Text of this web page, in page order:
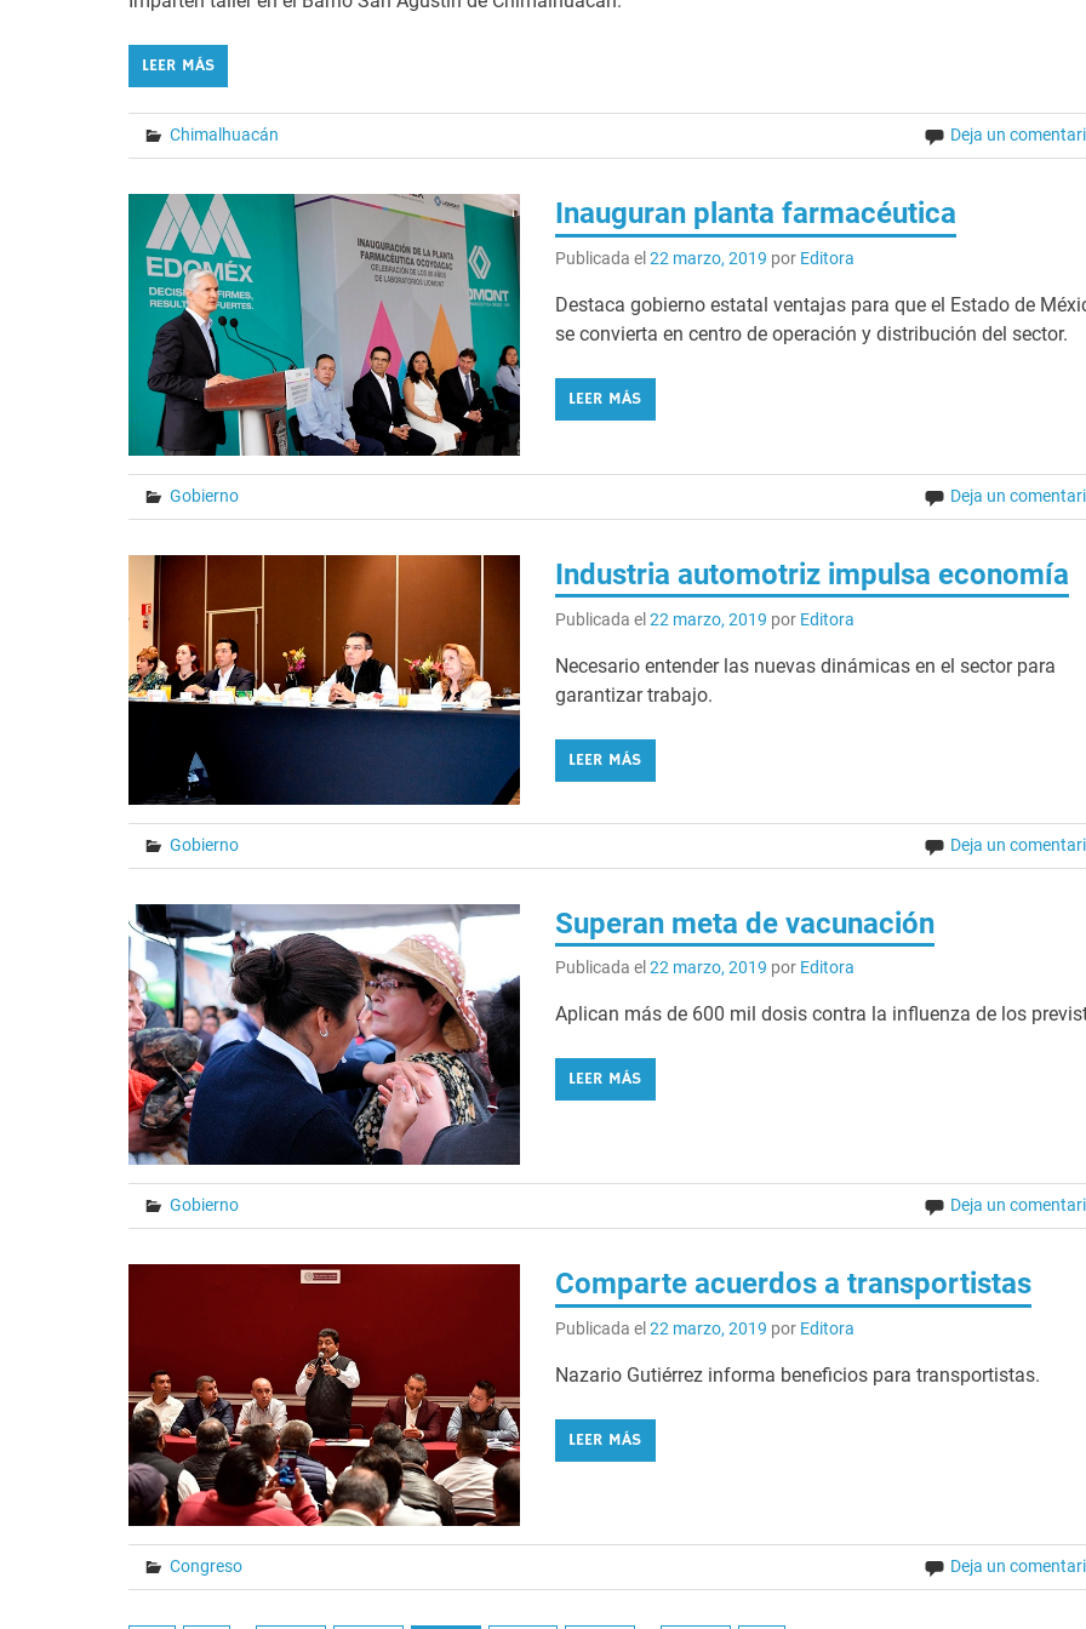
LEER MÁS
Chimalhuacán Deja un
Inauguran planta farmacéutica
Publicada el22 marzo, 2019 por Editora
Destaca gobierno estatal ventajas para que el Estado de
se convierta en centro de operación y distribución del sector.
LEER MÁS
Gobierno Deja un
Industria automotriz impulsa economía
Publicada el22 marzo, 2019 por Editora
Necesario entender las nuevas dinámicas en el sector para
garantizar trabajo.
LEER MÁS
Gobierno Deja un
Superan meta de vacunación
Publicada el22 marzo, 2019 por Editora
Aplican más de 600 mil dosis contra la influenza de los
LEER MÁS
Gobierno Deja un
Comparte acuerdos a transportistas
Publicada el22 marzo, 2019 por Editora
Nazario Gutiérrez informa beneficios para transportistas.
LEER MÁS
Congreso Deja un